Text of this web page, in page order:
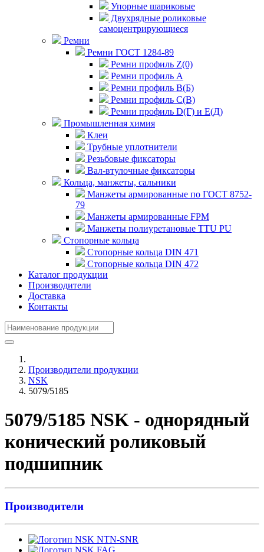
Упорные шариковые
Двухрядные роликовые
самоцентрирующиеся
Ремни
Ремни ГОСТ 1284-89
Ремни профиль Z(0)
Ремни профиль А
Ремни профиль В(Б)
Ремни профиль С(В)
Ремни профиль D(Г) и E(Д)
Промышленная химия
Клеи
Трубные уплотнители
Резьбовые фиксаторы
Вал-втулочные фиксаторы
Кольца, манжеты, сальники
Манжеты армированные по ГОСТ 8752-
79
Манжеты армированные FPM
Манжеты полиуретановые TTU PU
Стопорные кольца
Стопорные кольца DIN 471
Стопорные кольца DIN 472
Каталог продукции
Производители
Доставка
Контакты
Производители продукции
NSK
5079/5185
5079/5185 NSK - однорядный
конический роликовый
подшипник
Производители
NTN-SNR